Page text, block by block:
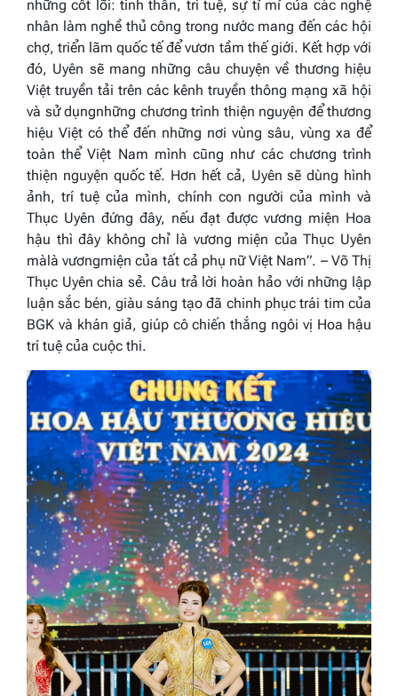
những cốt lõi: tinh thần, trí tuệ, sự tỉ mỉ của các nghệ
nhân làm nghề thủ công trong nước mang đến các hội
chợ, triển lãm quốc tế để vươn tầm thế giới. Kết hợp với
đó, Uyên sẽ mang những câu chuyện về thương hiệu
Việt truyền tải trên các kênh truyền thông mạng xã hội
và sử dụngnhững chương trình thiện nguyện để thương
hiệu Việt có thể đến những nơi vùng sâu, vùng xa để
toàn thể Việt Nam mình cũng như các chương trình
thiện nguyện quốc tế. Hơn hết cả, Uyên sẽ dùng hình
ảnh, trí tuệ của mình, chính con người của mình và
Thục Uyên đứng đây, nếu đạt được vương miện Hoa
hậu thì đây không chỉ là vương miện của Thục Uyên
màlà vươngmiện của tất cả phụ nữ Việt Nam”. – Võ Thị
Thục Uyên chia sẻ. Câu trả lời hoàn hảo với những lập
luận sắc bén, giàu sáng tạo đã chinh phục trái tim của
BGK và khán giả, giúp cô chiến thắng ngôi vị Hoa hậu
trí tuệ của cuộc thi.